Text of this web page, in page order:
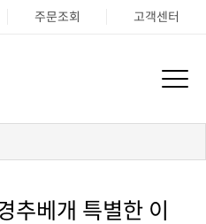
주문조회 고객센터